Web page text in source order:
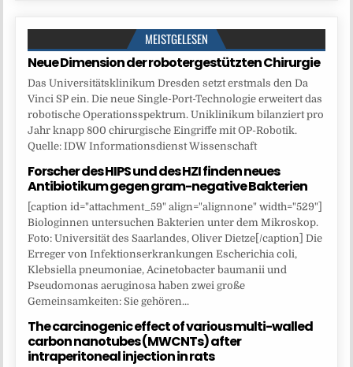
MEISTGELESEN
Neue Dimension der robotergestützten Chirurgie
Das Universitätsklinikum Dresden setzt erstmals den Da
Vinci SP ein. Die neue Single-Port-Technologie erweitert das
robotische Operationsspektrum. Uniklinikum bilanziert pro
Jahr knapp 800 chirurgische Eingriffe mit OP-Robotik.
Quelle: IDW Informationsdienst Wissenschaft
Forscher des HIPS und des HZI finden neues
Antibiotikum gegen gram-negative Bakterien
[caption id="attachment_59" align="alignnone" width="529"]
Biologinnen untersuchen Bakterien unter dem Mikroskop.
Foto: Universität des Saarlandes, Oliver Dietze[/caption] Die
Erreger von Infektionserkrankungen Escherichia coli,
Klebsiella pneumoniae, Acinetobacter baumanii und
Pseudomonas aeruginosa haben zwei große
Gemeinsamkeiten: Sie gehören...
The carcinogenic effect of various multi-walled
carbon nanotubes (MWCNTs) after
intraperitoneal injection in rats